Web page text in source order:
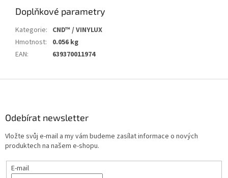
Doplňkové parametry
Kategorie: CND™ / VINYLUX
Hmotnost:
0.056 kg
EAN: 639370011974
Odebírat newsletter
Vložte svůj e-mail a my vám budeme zasílat informace o nových
produktech na našem e-shopu.
E-mail